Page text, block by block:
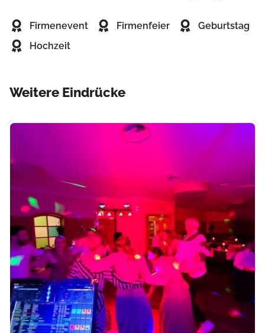
Firmenevent Firmenfeier
Geburtstag
Hochzeit
Weitere Eindrücke